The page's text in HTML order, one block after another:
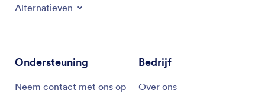
Alternatieven
Ondersteuning
Neem contact met ons op
Bedrijf
Over ons